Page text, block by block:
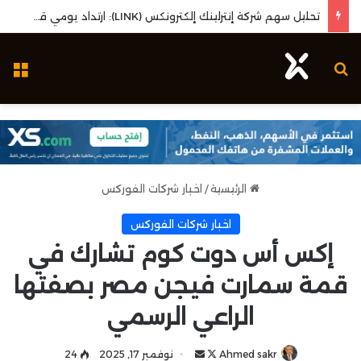
بحث عن
الرئيسية/ اخبار شركات الفوركس
اخبار شركات الفوركس
إكس أس دوت كوم تشارك في
قمة سمارت فيجن مصر بصفتها
الراعي الرسمي
Ahmed sakr
ت
نوفمبر 17, 2025 24